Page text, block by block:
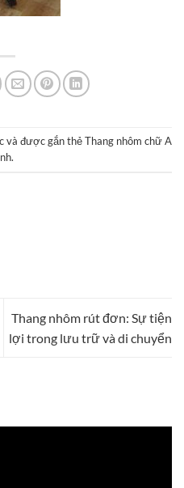
và được gắn thẻThang nhôm chữ A
.
Thang nhôm rút đơn: Sự tiện
lợi trong lưu trữ và di chuyển